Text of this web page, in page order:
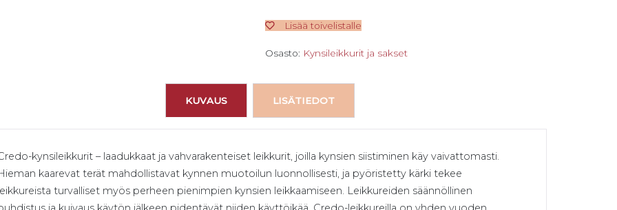
Lisää toivelistalle
Osasto: Kynsileikkurit ja sakset
KUVAUS LISÄTIEDOT
kynsileikkurit – laadukkaat ja vahvarakenteiset leikkurit, joilla kynsien siistiminen käy vaivattomasti.
kaarevat terät mahdollistavat kynnen muotoilun luonnollisesti, ja pyöristetty kärki tekee
turvalliset myös perheen pienimpien kynsien leikkaamiseen. Leikkureiden säännöllinen